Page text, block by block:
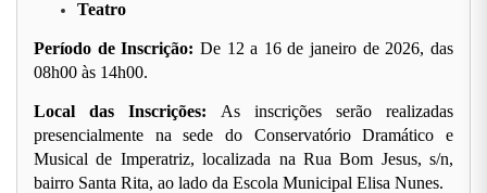
Teatro
Período de Inscrição: De 12 a 16 de janeiro de 2026, das
08h00 às 14h00.
Local das Inscrições: As inscrições serão realizadas
presencialmente na sede do Conservatório Dramático e
Musical de Imperatriz, localizada na Rua Bom Jesus, s/n,
bairro Santa Rita, ao lado da Escola Municipal Elisa Nunes.